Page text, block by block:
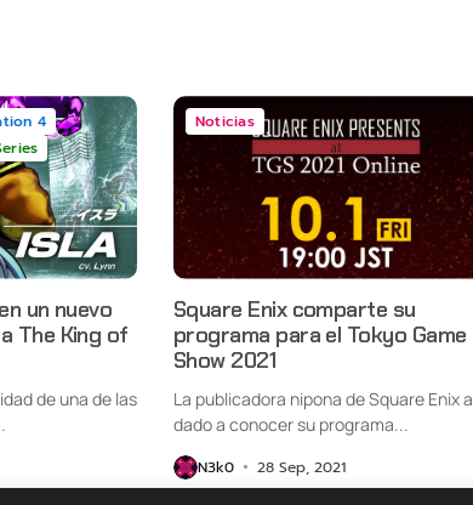
4
un nuevo
The King of
de una de las
Noticias
Square Enix comparte su
programa para el Tokyo Game
Show 2021
La publicadora nipona de Square Enix a
dado a conocer su programa...
N3k0 28 Sep, 2021